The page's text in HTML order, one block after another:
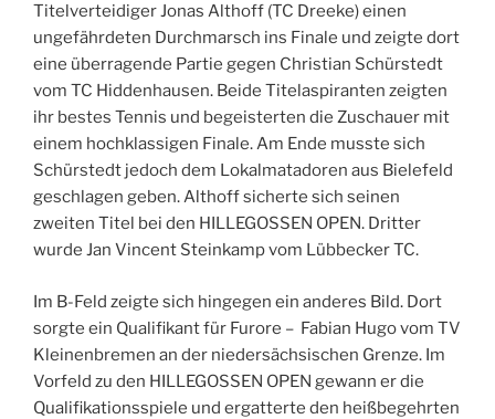
Titelverteidiger Jonas Althoff (TC Dreeke) einen
ungefährdeten Durchmarsch ins Finale und zeigte dort
eine überragende Partie gegen Christian Schürstedt
vom TC Hiddenhausen. Beide Titelaspiranten zeigten
ihr bestes Tennis und begeisterten die Zuschauer mit
einem hochklassigen Finale. Am Ende musste sich
Schürstedt jedoch dem Lokalmatadoren aus Bielefeld
geschlagen geben. Althoff sicherte sich seinen
zweiten Titel bei den HILLEGOSSEN OPEN. Dritter
wurde Jan Vincent Steinkamp vom Lübbecker TC.
Im B-Feld zeigte sich hingegen ein anderes Bild. Dort
sorgte ein Qualifikant für Furore – Fabian Hugo vom TV
Kleinenbremen an der niedersächsischen Grenze. Im
Vorfeld zu den HILLEGOSSEN OPEN gewann er die
Qualifikationsspiele und ergatterte den heißbegehrten